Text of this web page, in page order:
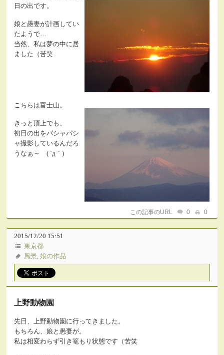
日の出です。
娘と愚妻が計画してい
たようで…
当然、私は夢の中に居
ました（苦笑
こちらは富士山。
きっと頂上でも、
初日の出をパシャパシ
ャ撮影しているんだろ
うなぁ～ ( ´д｀)
この記事のURL 0 0
2015/12/20 15:51
東京都
風景,娘の作品
上野動物園
先日、上野動物園に行ってきました。
もちろん、娘と愚妻が。
私は相変わらず引き篭もり状態です（苦笑